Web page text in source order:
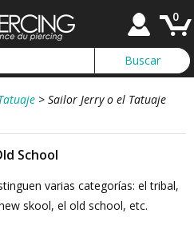
0
> Sailor Jerry o el Tatuaje
School
varias categorías: el tribal,
skool, el old school, etc.